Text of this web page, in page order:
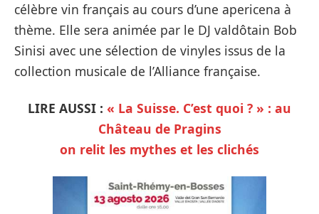
célèbre vin français au cours d’une apericena à
thème. Elle sera animée par le DJ valdôtain Bob
Sinisi avec une sélection de vinyles issus de la
collection musicale de l’Alliance française.
LIRE AUSSI : « La Suisse. C’est quoi ? » : au
Château de Pragins
on relit les mythes et les clichés